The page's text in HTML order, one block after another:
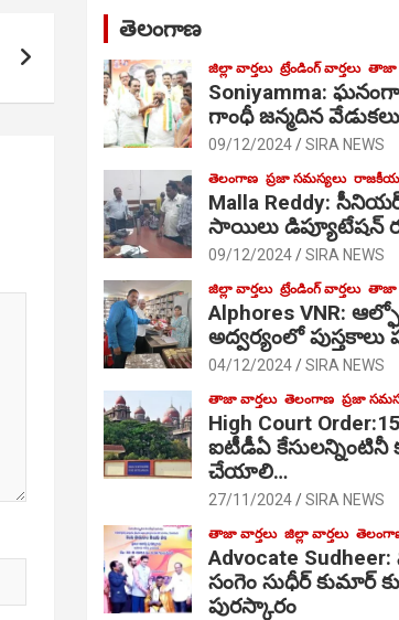
తెలంగాణ
జిల్లా వార్తలు ట్రేండింగ్ వార్తలు తాజా
Soniyamma:
గాంధీ జ‌న్మ‌దిన వేడుక‌లు
09/12/2024 SIRA NEWS
తెలంగాణ ప్రజా సమస్యలు
Malla Reddy:
సాయిలు డిప్యూటేషన్
09/12/2024 SIRA NEWS
జిల్లా వార్తలు ట్రేండింగ్ వార్తలు తాజా
Alphores VNR:
అద్వర్యంలో
04/12/2024 SIRA NEWS
తాజా వార్తలు తెలంగాణ ప్రజా
High Court
ఐటీడీఏ కేసులన్నింటినీ
చేయాలి…
27/11/2024 SIRA NEWS
తాజా వార్తలు జిల్లా వార్తలు
Advocate
సంగెం సుధీర్ కుమార్
పురస్కారం